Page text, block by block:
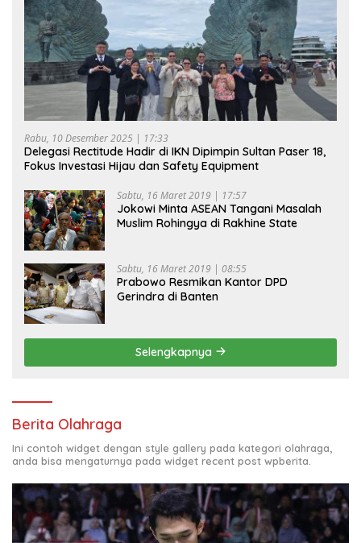
Rabu, 10 Desember 2025 | 17:33
Delegasi Rectitude Hadir di IKN Dipimpin Sultan Paser 18,
Fokus Investasi Hijau dan Safety Equipment
Sabtu, 16 Maret 2019 | 17:57
Jokowi Minta ASEAN Tangani Masalah
Muslim Rohingya di Rakhine State
Sabtu, 16 Maret 2019 | 08:55
Prabowo Resmikan Kantor DPD
Gerindra di Banten
Selengkapnya
Berita Olahraga
Ini contoh widget dengan style gallery pada kategori olahraga,
anda bisa mengaturnya pada widget recent post wpberita.